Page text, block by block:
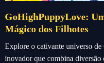
GoHighPuppyLove:
Mágico dos Filhotes
Explore o cativante universo
inovador que combina diversão